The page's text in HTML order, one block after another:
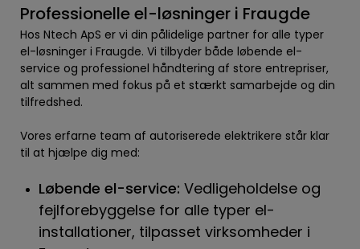
Professionelle el-løsninger i Fraugde
Hos Ntech ApS er vi din pålidelige partner for alle typer
el-løsninger i Fraugde. Vi tilbyder både løbende el-
service og professionel håndtering af store entrepriser,
alt sammen med fokus på et stærkt samarbejde og din
tilfredshed.
Vores erfarne team af autoriserede elektrikere står klar
til at hjælpe dig med:
Løbende el-service: Vedligeholdelse og
fejlforebyggelse for alle typer el-
installationer, tilpasset virksomheder i